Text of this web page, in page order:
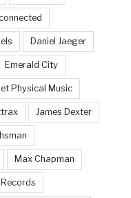
Daniel Jaeger
Emerald City
Physical Music
James Dexter
Max Chapman